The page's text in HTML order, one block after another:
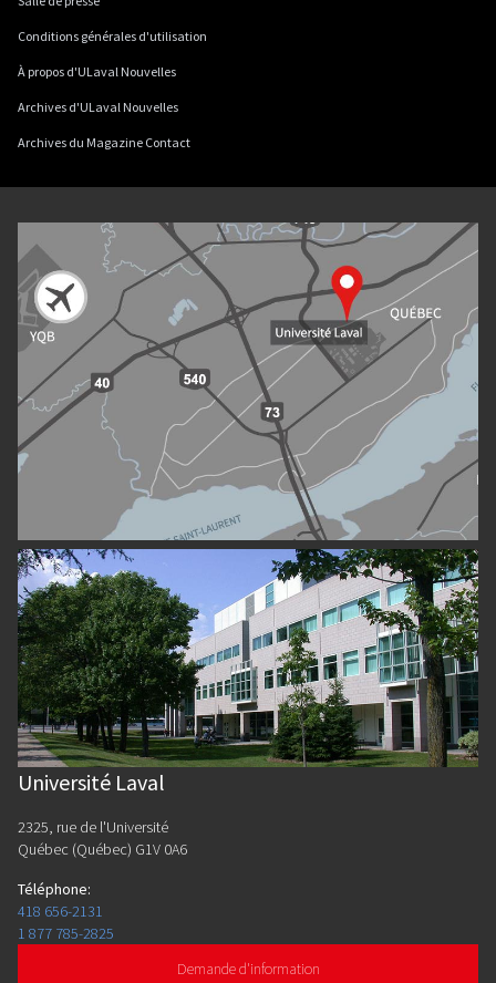
Conditions générales d'utilisation
À propos d'ULaval Nouvelles
Archives d'ULaval Nouvelles
Archives du Magazine Contact
Université Laval
2325, rue de l'Université
Québec (Québec) G1V 0A6
Téléphone:
418 656-2131
1 877 785-2825
Demande d'information